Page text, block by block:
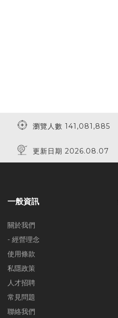
瀏覽人數 141,081,885
更新日期 2026.08.07
一般資訊
關於我們
- 經營理念
使用條款
私隱政策
人才招聘
常見問題
聯絡我們